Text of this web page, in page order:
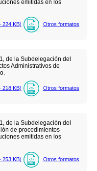
emitidas en los
224 KB) Otros formatos
de la Subdelegación del
Administrativos de
218 KB) Otros formatos
de la Subdelegación del
de procedimientos
emitidas en los
253 KB) Otros formatos